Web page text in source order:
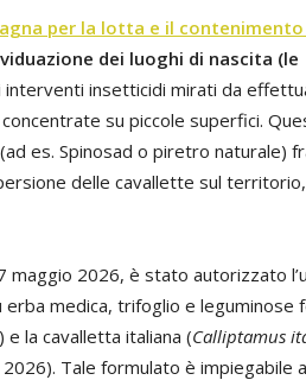
per la lotta e il
dei luoghi di nascita (le
insetticidi mirati da
su piccole superfici.
es. Spinosad o piretro naturale)
delle cavallette sul
maggio 2026, è stato autorizzato
erba medica, trifoglio e leguminose
) e la cavalletta italiana (Calliptamus
Tale formulato è impiegabile